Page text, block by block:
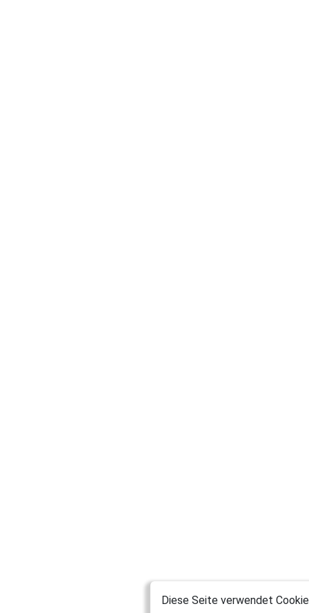
Diese Seite verwendet